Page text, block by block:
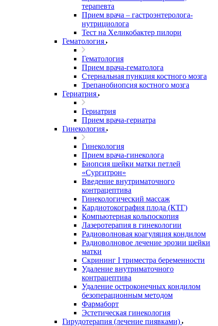
терапевта
Прием врача – гастроэнтеролога-
нутрициолога
Тест на Хеликобактер пилори
Гематология
Гематология
Прием врача-гематолога
Стернальная пункция костного мозга
Трепанобиопсия костного мозга
Гериатрия
Гериатрия
Прием врача-гериатра
Гинекология
Гинекология
Прием врача-гинеколога
Биопсия шейки матки петлей
«Сургитрон»
Введение внутриматочного
контрацептива
Гинекологический массаж
Кардиотокография плода (КТГ)
Компьютерная кольпоскопия
Лазеротерапия в гинекологии
Радиоволновая коагуляция кондилом
Радиоволновое лечение эрозии шейки
матки
Скрининг I триместра беременности
Удаление внутриматочного
контрацептива
Удаление остроконечных кондилом
безоперационным методом
Фармаборт
Эстетическая гинекология
Гирудотерапия (лечение пиявками)